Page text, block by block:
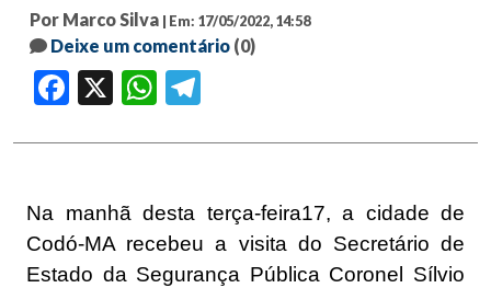
Por Marco Silva | Em: 17/05/2022, 14:58
Deixe um comentário (0)
Facebook WhatsApp
Na manhã desta terça-feira17, a cidade de
Codó-MA recebeu a visita do Secretário de
Estado da Segurança Pública Coronel Sílvio